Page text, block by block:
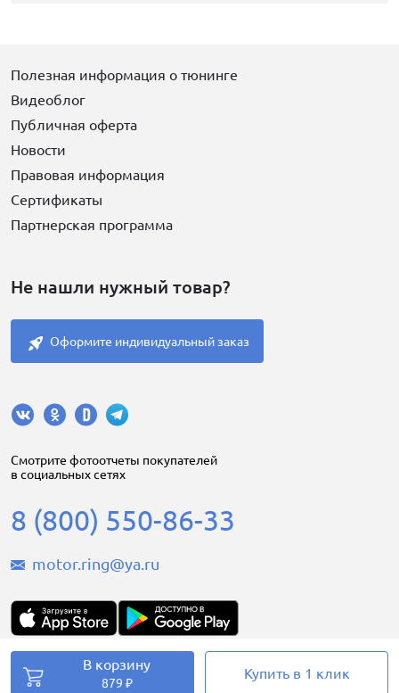
В корзину
879 ₽
Купить в 1 клик
Полезная информация о тюнинге
Видеоблог
Публичная оферта
Новости
Правовая информация
Сертификаты
Партнерская программа
Не нашли нужный товар?
Оформите индивидуальный заказ
Cмотрите фотоотчеты покупателей
в социальных сетях
8 (800) 550-86-33
motor.ring@ya.ru
Motorring.ru © 2008-2026